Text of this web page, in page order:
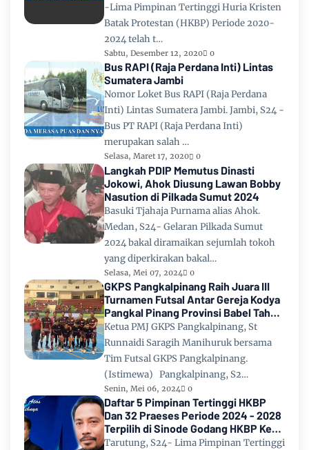
-Lima Pimpinan Tertinggi Huria Kristen
Batak Protestan (HKBP) Periode 2020-
2024 telah t…
Sabtu, Desember 12, 2020 0
Bus RAPI (Raja Perdana Inti) Lintas
Sumatera Jambi
Nomor Loket Bus RAPI (Raja Perdana
Inti) Lintas Sumatera Jambi. Jambi, S24 -
Bus PT RAPI (Raja Perdana Inti)
merupakan salah …
Selasa, Maret 17, 2020 0
Langkah PDIP Memutus Dinasti
Jokowi, Ahok Diusung Lawan Bobby
Nasution di Pilkada Sumut 2024
Basuki Tjahaja Purnama alias Ahok.
Medan, S24- Gelaran Pilkada Sumut
2024 bakal diramaikan sejumlah tokoh
yang diperkirakan bakal…
Selasa, Mei 07, 2024 0
GKPS Pangkalpinang Raih Juara III
Turnamen Futsal Antar Gereja Kodya
Pangkal Pinang Provinsi Babel Tahun
2024
Ketua PMJ GKPS Pangkalpinang, St
Runnaidi Saragih Manihuruk bersama
Tim Futsal GKPS Pangkalpinang.
(Istimewa) Pangkalpinang, S2…
Senin, Mei 06, 2024 0
Daftar 5 Pimpinan Tertinggi HKBP
Dan 32 Praeses Periode 2024 - 2028
Terpilih di Sinode Godang HKBP Ke
67 Tahun 2024
Tarutung, S24- Lima Pimpinan Tertinggi